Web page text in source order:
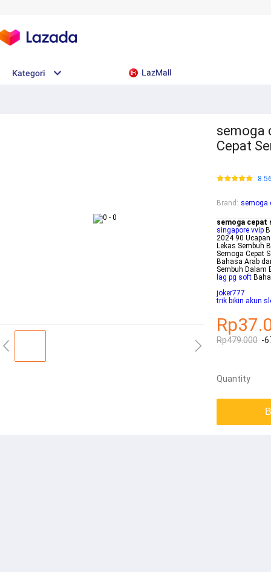
Kategori LazMall
semoga
Cepat
Brand : semoga
semoga cepat
singapore vvip
2024 90
Lekas Sembuh
Semoga Cepat
Bahasa Arab
Sembuh Dalam
lag pg soft
joker777
trik bikin akun
Rp479.000 -
Quantity